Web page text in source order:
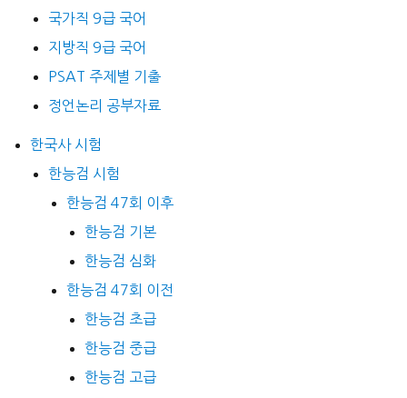
국가직 9급 국어
지방직 9급 국어
PSAT 주제별 기출
정언논리 공부자료
한국사 시험
한능검 시험
한능검 47회 이후
한능검 기본
한능검 심화
한능검 47회 이전
한능검 초급
한능검 중급
한능검 고급